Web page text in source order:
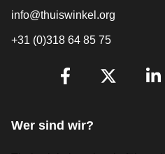
info@thuiswinkel.org
+31 (0)318 64 85 75
Wer sind wir?